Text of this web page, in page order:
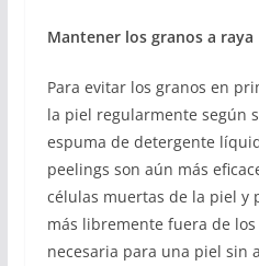
Mantener los granos a raya
Para evitar los granos en
la piel regularmente según
espuma de detergente
peelings son aún más
células muertas de la piel y
más libremente fuera de
necesaria para una piel sin